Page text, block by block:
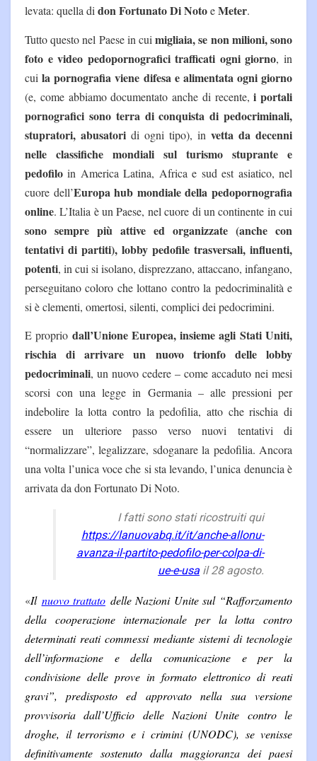
levata: quella didon Fortunato Di NotoeMeter.
Tutto questo nel Paese in cuimigliaia, se non milioni, sono
foto e video pedopornografici trafficati ogni giorno, in
cuila pornografia viene difesa e alimentata ogni giorno
(e, come abbiamo documentato anche di recente,i portali
pornografici sono terra di conquista di pedocriminali,
stupratori, abusatori di ogni tipo), in vetta da decenni
nelle classifiche mondiali sul turismo stuprante e
pedofilo in America Latina, Africa e sud est asiatico, nel
cuore dell’Europa hub mondiale della pedopornografia
online. L’Italia è un Paese, nel cuore di un continente in cui
sono sempre più attive ed organizzate (anche con
tentativi di partiti), lobby pedofile trasversali, influenti,
potenti, in cui si isolano, disprezzano, attaccano, infangano,
perseguitano coloro che lottano contro la pedocriminalità e
si è clementi, omertosi, silenti, complici dei pedocrimini.
E proprio dall’Unione Europea, insieme agli Stati Uniti,
rischia di arrivare un nuovo trionfo delle lobby
pedocriminali, un nuovo cedere – come accaduto nei mesi
scorsi con una legge in Germania – alle pressioni per
indebolire la lotta contro la pedofilia, atto che rischia di
essere un ulteriore passo verso nuovi tentativi di
“normalizzare”, legalizzare, sdoganare la pedofilia. Ancora
una volta l’unica voce che si sta levando, l’unica denuncia è
arrivata da don Fortunato Di Noto.
I fatti sono stati ricostruiti qui
https://lanuovabq.it/it/anche-allonu-
avanza-il-partito-pedofilo-per-colpa-di-
ue-e-usa il 28 agosto.
«Il nuovo trattato delle Nazioni Unite sul “Rafforzamento
della cooperazione internazionale per la lotta contro
determinati reati commessi mediante sistemi di tecnologie
dell’informazione e della comunicazione e per la
condivisione delle prove in formato elettronico di reati
gravi”, predisposto ed approvato nella sua versione
provvisoria dall’Ufficio delle Nazioni Unite contro le
droghe, il terrorismo e i crimini (UNODC), se venisse
definitivamente sostenuto dalla maggioranza dei paesi